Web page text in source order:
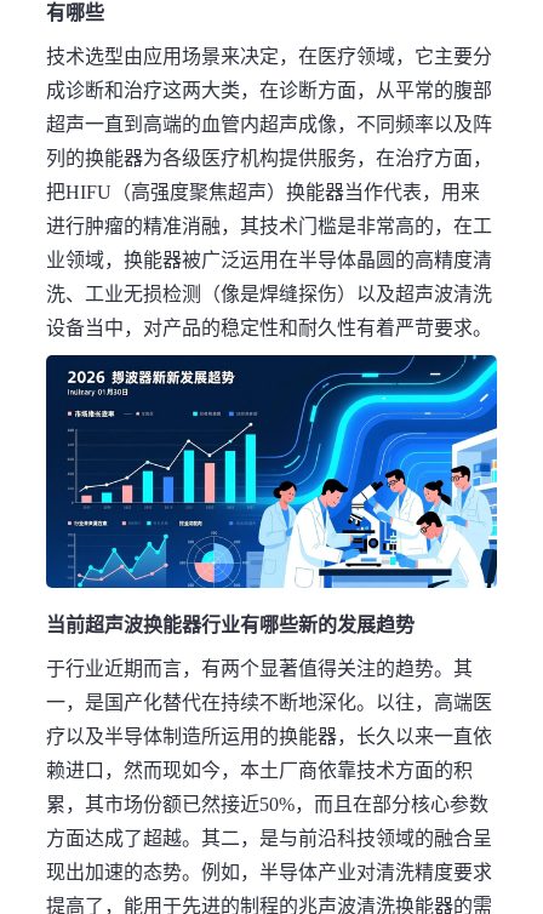
有哪些
技术选型由应用场景来决定，在医疗领域，它主要分
成诊断和治疗这两大类，在诊断方面，从平常的腹部
超声一直到高端的血管内超声成像，不同频率以及阵
列的换能器为各级医疗机构提供服务，在治疗方面，
把HIFU（高强度聚焦超声）换能器当作代表，用来
进行肿瘤的精准消融，其技术门槛是非常高的，在工
业领域，换能器被广泛运用在半导体晶圆的高精度清
洗、工业无损检测（像是焊缝探伤）以及超声波清洗
设备当中，对产品的稳定性和耐久性有着严苛要求。
当前超声波换能器行业有哪些新的发展趋势
于行业近期而言，有两个显著值得关注的趋势。其
一，是国产化替代在持续不断地深化。以往，高端医
疗以及半导体制造所运用的换能器，长久以来一直依
赖进口，然而现如今，本土厂商依靠技术方面的积
累，其市场份额已然接近50%，而且在部分核心参数
方面达成了超越。其二，是与前沿科技领域的融合呈
现出加速的态势。例如，半导体产业对清洗精度要求
提高了，能用于先进的制程的兆声波清洗换能器的需